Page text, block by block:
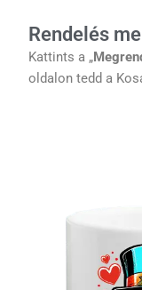
Rendelés
Kattints a „
oldalon tedd a